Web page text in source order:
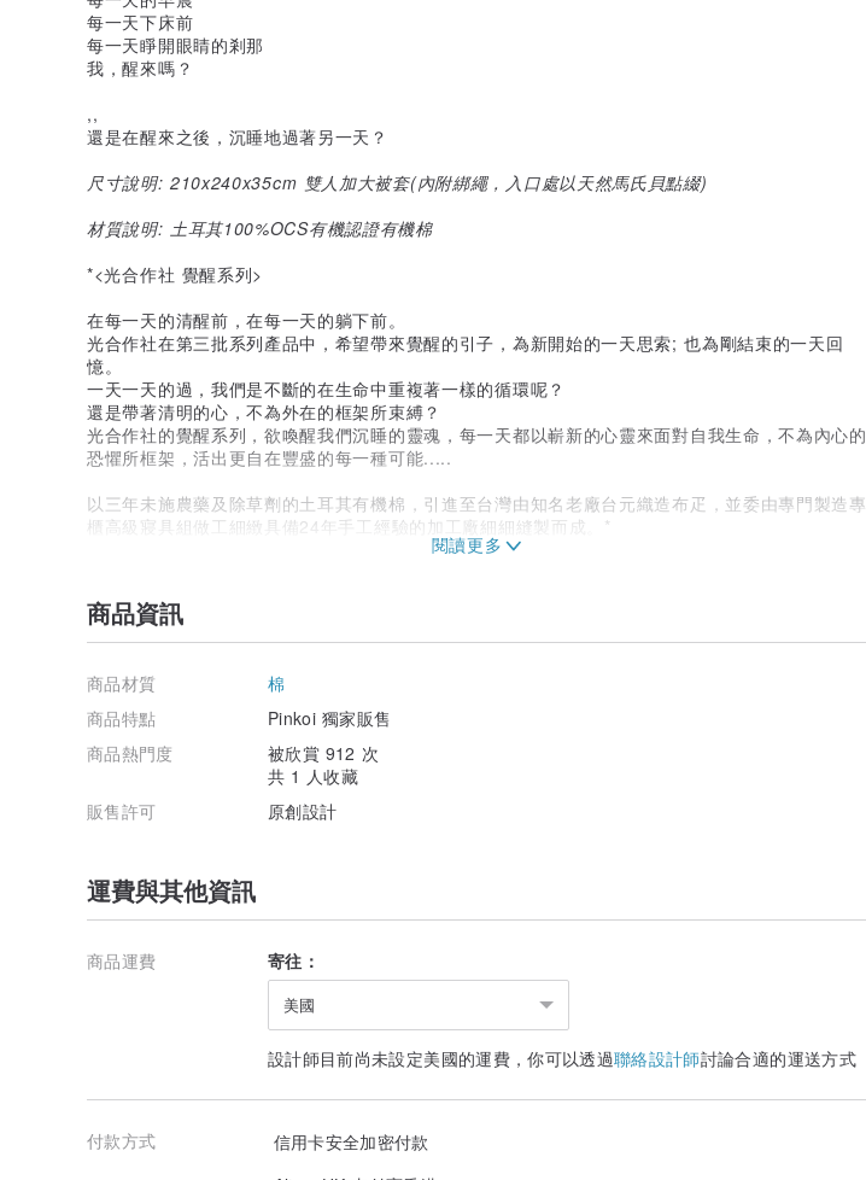
每一天下床前
每一天睜開眼睛的剎那
我，醒來嗎？
,,
還是在醒來之後，沉睡地過著另一天？
尺寸說明: 210x240x35cm 雙人加大被套(內附綁繩，入口處以天然馬氏貝點綴)
材質說明: 土耳其100%OCS有機認證有機棉
*<光合作社 覺醒系列>
在每一天的清醒前，在每一天的躺下前。
光合作社在第三批系列產品中，希望帶來覺醒的引子，為新開始的一天思索; 也為剛結束的一天回
憶。
一天一天的過，我們是不斷的在生命中重複著一樣的循環呢？
還是帶著清明的心，不為外在的框架所束縛？
光合作社的覺醒系列，欲喚醒我們沉睡的靈魂，每一天都以嶄新的心靈來面對自我生命，不為內心的
恐懼所框架，活出更自在豐盛的每一種可能.....
以三年未施農藥及除草劑的土耳其有機棉，引進至台灣由知名老廠台元織造布疋，並委由專門製造專
櫃高級寢具組做工細緻具備24年手工經驗的加工廠細細縫製而成。*
作為一家以成人天然纖維寢具為主軸的品牌，我們希望帶給大家更多對自身使用產品的認知與提醒，
也藉由美感的呈現融合理念，讓睡眠生活、細緻肌膚更容易貼近對天然的渴望。*
在人潮擁擠、五光十色的東區街道，從韓流、日系潮流小店到國際知名品牌林立，時髦的服裝每一季
都在變化更迭，擁抱快速時尚的人們卻對自己每天肌膚相親的布料毫無所知。
不自覺中，我們無法辨識身上的布料其實是材質低劣的石化纖維。
不自覺中，我們無法感受，雖然我們沒將布料吃下肚，卻在大量的印刷染料與化學物質中，忘記了自
己的身體其實好需要透氣與呼吸，會不會在原料與消費者遙遙相望互不相識的那天，我們都忘了，地
球與大地的呼吸…..
從良善出發。
FiatLux光合作社的雙重人格。
外在人格是源自對社會關懷的責任感，所以我們致力於推廣天然纖維(如棉、麻、木漿纖維、天絲等)
或再生纖維的使用。內在人格則是從美感顯現，設計上襯托布料本身的質感，風格簡約而高雅，讓人
回到臥房後在溫和色系中徹底釋放整天的壓力與緊繃。
「光合作社不只是賣寢具，也不只是睡一覺，我們在回應的，是每個回到臥房後，那個想要真正….
商品資訊
商品材質
棉
商品特點
Pinkoi 獨家販售
商品熱門度
被欣賞 912 次
共 1 人收藏
販售許可
原創設計
運費與其他資訊
商品運費 寄往：
美國
設計師目前尚未設定美國的運費，你可以透過聯絡設計師討論合適的運送方式
付款方式
信用卡安全加密付款